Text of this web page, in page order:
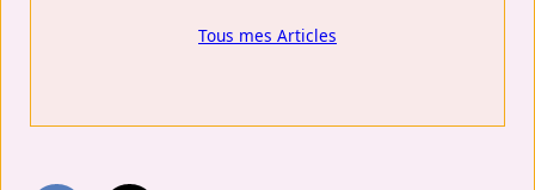
Tous mes Articles